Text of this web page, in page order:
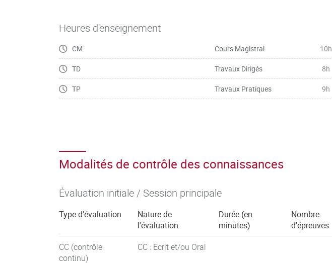
Heures d'enseignement
CM Cours Magistral 10h
TD Travaux Dirigés 8h
TP Travaux Pratiques 9h
Modalités de contrôle des connaissances
Évaluation initiale / Session principale
Type d'évaluation
Nature de
l'évaluation
Durée (en
minutes)
Nombre
d'épreuves
CC (contrôle
continu)
CC : Ecrit et/ou Oral